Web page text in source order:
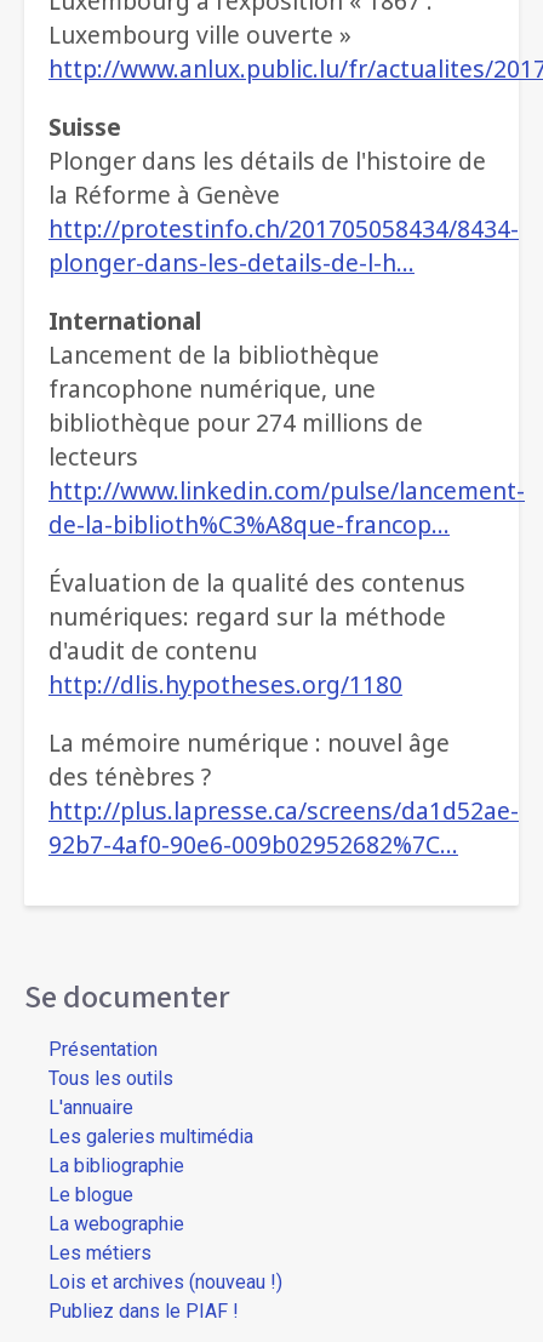
Luxembourg ville ouverte »
http://www.anlux.public.lu/fr/actualites/
Suisse
Plonger dans les détails de l'histoire de
la Réforme à Genève
http://protestinfo.ch/201705058434/8434-
plonger-dans-les-details-de-l-h…
International
Lancement de la bibliothèque
francophone numérique, une
bibliothèque pour 274 millions de
lecteurs
http://www.linkedin.com/pulse/lancement-
de-la-biblioth%C3%A8que-francop…
Évaluation de la qualité des contenus
numériques: regard sur la méthode
d'audit de contenu
http://dlis.hypotheses.org/1180
La mémoire numérique : nouvel âge
des ténèbres ?
http://plus.lapresse.ca/screens/da1d52ae-
92b7-4af0-90e6-009b02952682%7C…
Se documenter
Présentation
Tous les outils
L'annuaire
Les galeries multimédia
La bibliographie
Le blogue
La webographie
Les métiers
Lois et archives (nouveau !)
Publiez dans le PIAF !